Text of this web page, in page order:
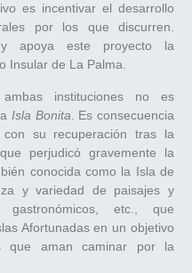
es incentivar el desarrollo
por los que discurren.
y apoya este proyecto la
Insular de La Palma.
instituciones no es
Isla Bonita . Es consecuencia
su recuperación tras la
perjudicó gravemente la
conocida como la Isla de
y variedad de paisajes y
gastronómicos, etc., que
Afortunadas en un objetivo
que aman caminar por la